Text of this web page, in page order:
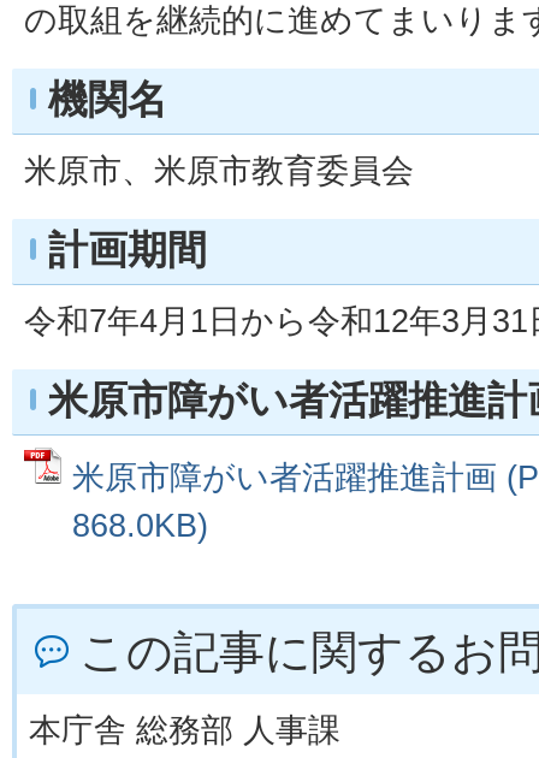
の取組を継続的に進めてまいりま
機関名
米原市、米原市教育委員会
計画期間
令和7年4月1日から令和12年3月
米原市障がい者活躍推進計
米原市障がい者活躍推進計画
868.0KB)
この記事に関するお
本庁舎 総務部 人事課